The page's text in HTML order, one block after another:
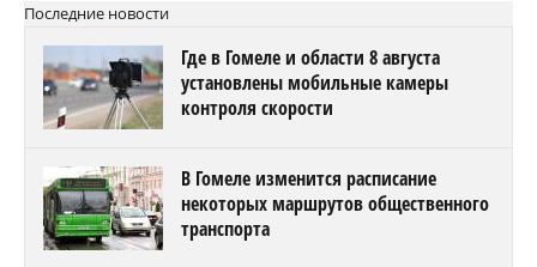
Последние новости
Где в Гомеле и области 8 августа
установлены мобильные камеры
контроля скорости
В Гомеле изменится расписание
некоторых маршрутов общественного
транспорта